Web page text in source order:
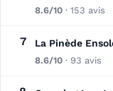
8.6/10 · 153 avis
7 La Pinède
8.6/10 · 93 avis